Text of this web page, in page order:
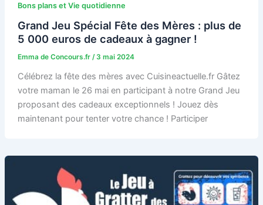
Bons plans et Vie quotidienne
Grand Jeu Spécial Fête des Mères : plus de
5 000 euros de cadeaux à gagner !
Emma de Concours.fr / 3 mai 2024
Célébrez la fête des mères avec Cuisineactuelle.fr Gâtez
votre maman le 26 mai en participant à notre Grand Jeu
proposant des cadeaux exceptionnels ! Jouez dès
maintenant pour tenter votre chance ! Participer